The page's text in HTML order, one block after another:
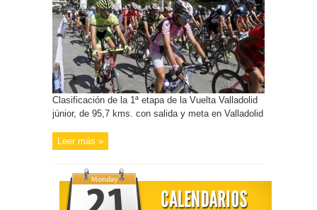
Clasificación de la 1ª etapa de la Vuelta Valladolid
júnior, de 95,7 kms. con salida y meta en Valladolid
Leer más »